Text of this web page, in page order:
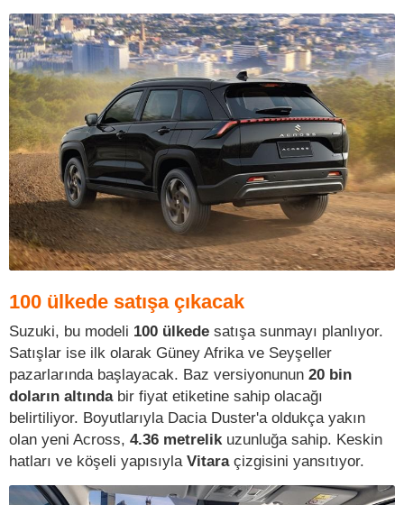
100 ülkede satışa çıkacak
Suzuki, bu modeli 100 ülkede satışa sunmayı planlıyor.
Satışlar ise ilk olarak Güney Afrika ve Seyşeller
pazarlarında başlayacak. Baz versiyonunun 20 bin
doların altındabir fiyat etiketine sahip olacağı
belirtiliyor. Boyutlarıyla Dacia Duster'a oldukça yakın
olan yeni Across, 4.36 metrelikuzunluğa sahip. Keskin
hatları ve köşeli yapısıyla Vitaraçizgisini yansıtıyor.